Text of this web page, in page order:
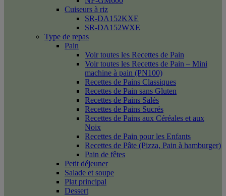
Cuiseurs à riz
SR-DA152KXE
SR-DA152WXE
Type de repas
Pain
Voir toutes les Recettes de Pain
Voir toutes les Recettes de Pain – Mini
machine à pain (PN100)
Recettes de Pains Classiques
Recettes de Pain sans Gluten
Recettes de Pains Salés
Recettes de Pains Sucrés
Recettes de Pains aux Céréales et aux
Noix
Recettes de Pain pour les Enfants
Recettes de Pâte (Pizza, Pain à hamburger)
Pain de fêtes
Petit déjeuner
Salade et soupe
Plat principal
Dessert